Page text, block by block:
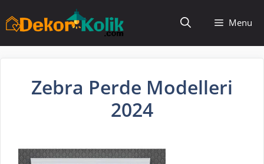
atla
Menu
Zebra Perde Modelleri
2024